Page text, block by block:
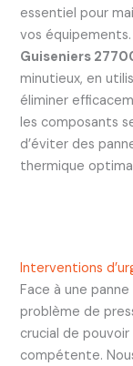
essentiel pour
vos
Guiseniers
minutieux, en
éliminer
les composants
d’éviter des
thermique
Interventions
Face à une
problème de
crucial de
compétente.